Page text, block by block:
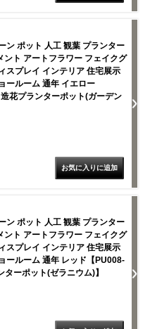
ン ポット 人工 観葉 プランター
ント アートフラワー フェイクグ
スプレイ インテリア 住宅展示
ールーム 通年 イエロー
花プランターポット(ガーデン
ン ポット 人工 観葉 プランター
ント アートフラワー フェイクグ
スプレイ インテリア 住宅展示
ールーム 通年 レッド【PU008-
ーポット(ゼラニウム)】